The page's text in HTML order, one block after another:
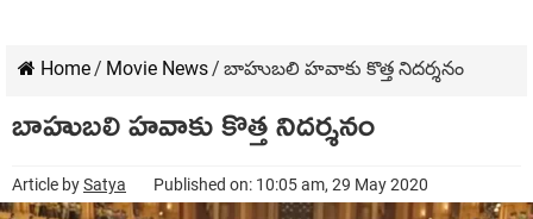
Home/ Movie News/ బాహుబలి హవాకు కొత్త నిదర్శనం
బాహుబలి హవాకు కొత్త నిదర్శనం
Article bySatya Published on: 10:05 am, 29 May 2020